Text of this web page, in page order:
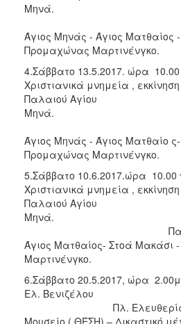
Άγιος Μηνάς - Άγιος Ματθαίος
Προμαχώνας Μαρτινένγκο.
4.Σάββατο 13.5.2017. ώρα 10.00
Χριστιανικά μνημεία ,
Παλαιού Αγίου
Άγιος Μηνάς - Άγιος Ματθαίο
Προμαχώνας Μαρτινένγκο.
5.Σάββατο 10.6.2017.ώρα 10.00
Χριστιανικά μνημεία ,
Παλαιού Αγίου
Παλαιός
Άγιος Ματθαίος- Στοά Μακάσι
Μαρτινένγκο.
6.Σάββατο 20.5.2017, ώρα
Ελ.
Πλ. Ελευθερίας-
Μουσείο ( ΘΈΣΗ) – Δικαστικό